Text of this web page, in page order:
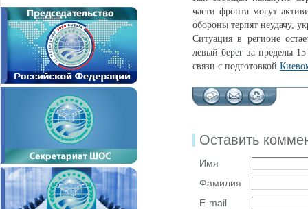
части фронта могут
обороны терпят неудачу,
Ситуация в регионе
левый берег за пределы
связи с подготовкой
Оставить
Имя
Фамилия
E-mail